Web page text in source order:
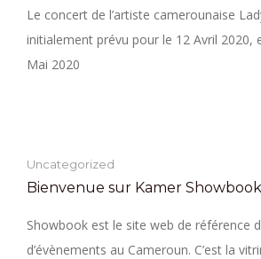
Le concert de l’artiste camerounaise
initialement prévu pour le 12 Avril 2020,
Mai 2020
Uncategorized
Bienvenue sur Kamer Showbook
Showbook est le site web de référence
d’évènements au Cameroun. C’est la